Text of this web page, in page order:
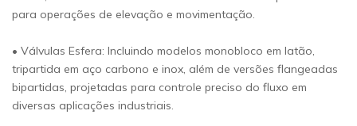
para operações de elevação e movimentação.
• Válvulas Esfera: Incluindo modelos monobloco em latão,
tripartida em aço carbono e inox, além de versões flangeadas
bipartidas, projetadas para controle preciso do fluxo em
diversas aplicações industriais.